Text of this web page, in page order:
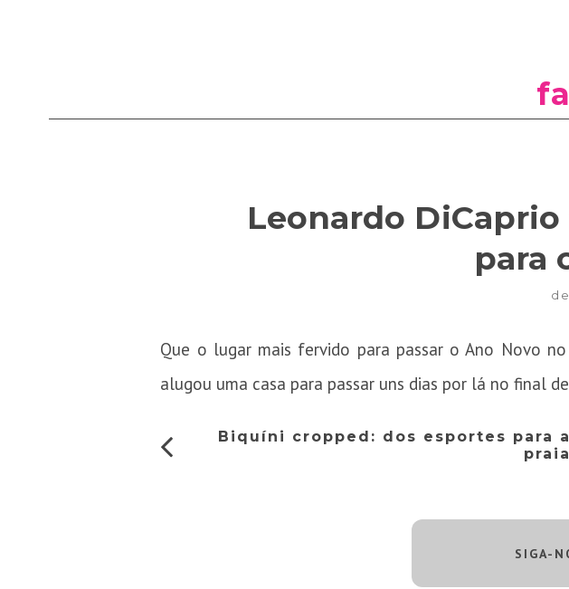
Leonardo
para
Que o lugar mais fervido para passar o Ano Novo
alugou uma casa para passar uns dias por lá no final
Biquíni cropped: dos esportes para
SIGA-